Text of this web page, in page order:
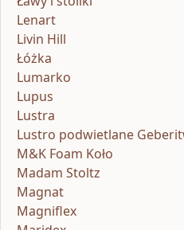
Lenart
Livin Hill
Łóżka
Lumarko
Lupus
Lustra
Lustro podwietlane
M&K Foam Koło
Madam Stoltz
Magnat
Magniflex